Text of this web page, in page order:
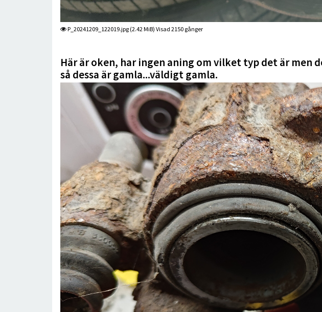
P_20241209_122019.jpg (2.42 MiB) Visad 2150 gånger
Här är oken, har ingen aning om vilket typ det är
så dessa är gamla...väldigt gamla.